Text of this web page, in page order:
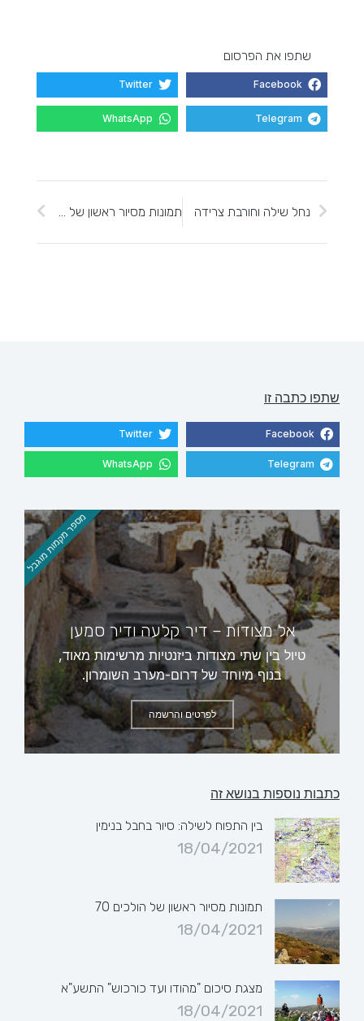
שתפו את הפרסום
Facebook
Twitter
Telegram
WhatsApp
נחל שילה וחורבת צרידה
שתפו כתבה זו
Facebook
Twitter
Telegram
WhatsApp
אל מצודות – דיר קלעה ודיר סמען
טיול בין שתי מצודות ביזנטיות מרשימות מאוד,
בנוף מיוחד של דרום-מערב השומרון.
לפרטים והרשמה
מספר מקמות מוגבל
כתבות נוספות בנושא זה
בין התפוח לשילה: סיור בחבל בנימין
18/04/2021
תמונות מסיור ראשון של הולכים 70
18/04/2021
מצגת סיכום "מהודו ועד כורכוש" התשע"א
18/04/2021